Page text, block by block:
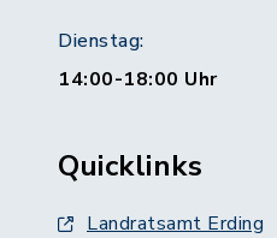
Dienstag:
14:00-18:00 Uhr
Quicklinks
Landratsamt Erding